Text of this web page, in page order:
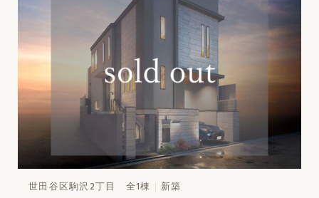
世田谷区駒沢2丁目 全1棟 新築